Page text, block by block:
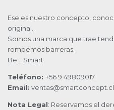
Ese es nuestro concepto,
original.
Somos una marca que trae
rompemos barreras.
Be… Smart.
Teléfono: +56 9 49809017
Email: ventas@smartconcept.cl
Nota Legal: Reservamos el